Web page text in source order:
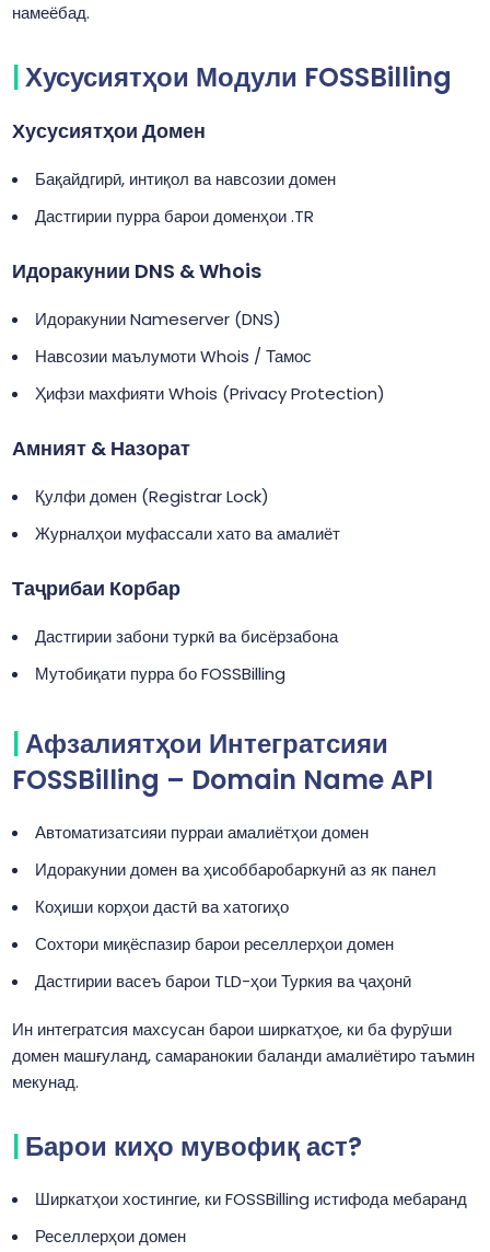
намеёбад.
Хусусиятҳои Модули FOSSBilling
Хусусиятҳои Домен
Бақайдгирӣ, интиқол ва навсозии домен
Дастгирии пурра барои доменҳои .TR
Идоракунии DNS & Whois
Идоракунии Nameserver (DNS)
Навсозии маълумоти Whois / Тамос
Ҳифзи махфияти Whois (Privacy Protection)
Амният & Назорат
Қулфи домен (Registrar Lock)
Журналҳои муфассали хато ва амалиёт
Таҷрибаи Корбар
Дастгирии забони туркӣ ва бисёрзабона
Мутобиқати пурра бо FOSSBilling
Афзалиятҳои Интегратсияи
FOSSBilling – Domain Name API
Автоматизатсияи пурраи амалиётҳои домен
Идоракунии домен ва ҳисоббаробаркунӣ аз як панел
Коҳиши корҳои дастӣ ва хатогиҳо
Сохтори миқёспазир барои реселлерҳои домен
Дастгирии васеъ барои TLD-ҳои Туркия ва ҷаҳонӣ
Ин интегратсия махсусан барои ширкатҳое, ки ба фурӯши
домен машғуланд, самаранокии баланди амалиётиро таъмин
мекунад.
Барои киҳо мувофиқ аст?
Ширкатҳои хостингие, ки FOSSBilling истифода мебаранд
Реселлерҳои домен